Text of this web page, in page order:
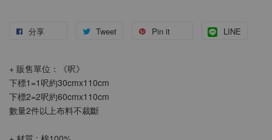
分享 Tweet Pin it LINE
+ 販售單位：《呎》
下標1=1呎約30cmx110cm
下標2=2呎約60cmx110cm
數量2件以上布料不裁斷